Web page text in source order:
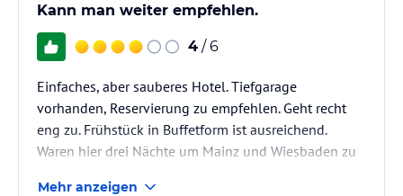
Kann man weiter empfehlen.
4 / 6
Einfaches, aber sauberes Hotel. Tiefgarage
vorhanden, Reservierung zu empfehlen. Geht recht
eng zu. Frühstück in Buffetform ist ausreichend.
Waren hier drei Nächte um Mainz und Wiesbaden zu
Mehr anzeigen